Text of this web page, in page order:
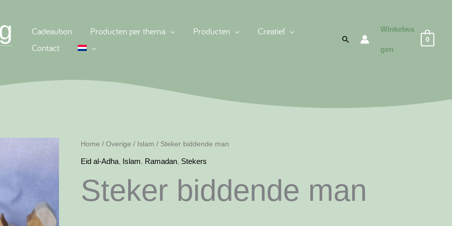
Cadeaubon Producten per thema Producten
Creatief
Contact
Zoeken
Winkelwa
gen
0
Home / Overige / Islam / Steker biddende man
Eid al-Adha, Islam, Ramadan, Stekers
Steker biddende man